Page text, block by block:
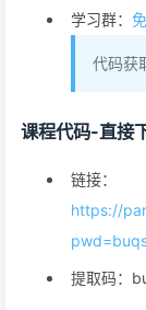
学习群：
代码获
课程代码-直接
链接：
https://
提取码：